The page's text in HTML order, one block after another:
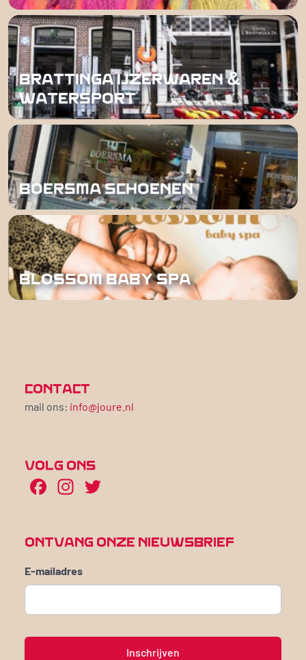
BRATTINGA IJZERWAREN &
WATERSPORT
BOERSMA SCHOENEN
BLOSSOM BABY SPA
CONTACT
mail ons: info@joure.nl
VOLG ONS
Facebook
Instagram
ONTVANG ONZE NIEUWSBRIEF
E-mailadres